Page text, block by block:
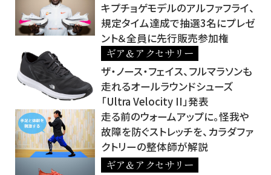
キプチョゲモデルのアルファフライ、
規定タイム達成で抽選3名にプレゼ
ント＆全員に先行販売参加権
ギア＆アクセサリー
ザ・ノース・フェイス、フルマラソンも
走れるオールラウンドシューズ
「Ultra Velocity II」発表
走る前のウォームアップに。怪我や
故障を防ぐストレッチを、カラダファ
クトリーの整体師が解説
ギア＆アクセサリー